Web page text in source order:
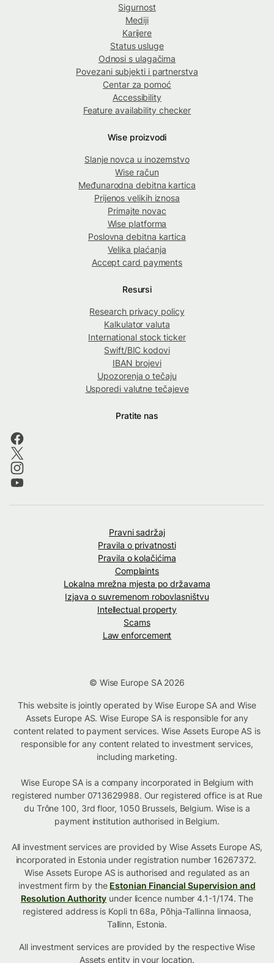
Sigurnost
Mediji
Karijere
Status usluge
Odnosi s ulagačima
Povezani subjekti i partnerstva
Centar za pomoć
Accessibility
Feature availability checker
Wise proizvodi
Slanje novca u inozemstvo
Wise račun
Međunarodna debitna kartica
Prijenos velikih iznosa
Primajte novac
Wise platforma
Poslovna debitna kartica
Velika plaćanja
Accept card payments
Resursi
Research privacy policy
Kalkulator valuta
International stock ticker
Swift/BIC kodovi
IBAN brojevi
Upozorenja o tečaju
Usporedi valutne tečajeve
Pratite nas
Pravni sadržaj
Pravila o privatnosti
Pravila o kolačićima
Complaints
Lokalna mrežna mjesta po državama
Izjava o suvremenom robovlasništvu
Intellectual property
Scams
Law enforcement
© Wise Europe SA 2026
This website is jointly operated by Wise Europe SA and Wise
Assets Europe AS. Wise Europe SA is responsible for any
content related to payment services. Wise Assets Europe AS is
responsible for any content related to investment services,
including marketing.
Wise Europe SA is a company incorporated in Belgium with
registered number 0713629988. Our registered office is at Rue
du Trône 100, 3rd floor, 1050 Brussels, Belgium. Wise is a
payment institution authorised in Belgium.
All investment services are provided by Wise Assets Europe AS,
incorporated in Estonia under registration number 16267372.
Wise Assets Europe AS is authorised and regulated as an
investment firm by the Estonian Financial Supervision and
Resolution Authority under licence number 4.1-1/174. The
registered address is Kopli tn 68a, Põhja-Tallinna linnaosa,
Tallinn, Estonia.
All investment services are provided by the respective Wise
Assetsentity in your location.